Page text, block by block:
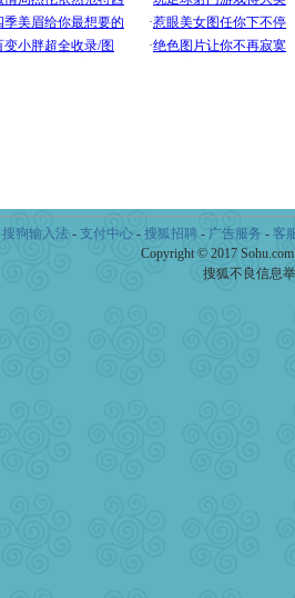
搜狗输入法 - 支付中心- 搜狐招聘- 广告服务 - 客
Copyright © 2017
搜狐不良信息